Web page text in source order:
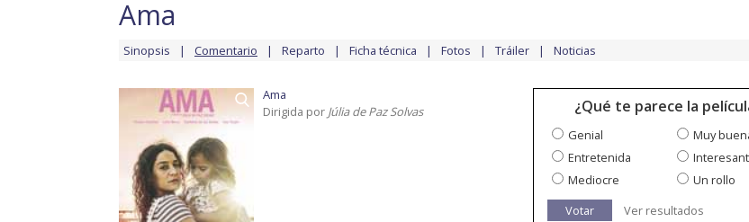
Ama
Sinopsis Comentario Reparto Ficha técnica Fotos Tráiler Noticias
Ama
Dirigida por Júlia de Paz Solvas ¿Qué te parece la
Genial
Muy
Entretenida
Mediocre
Un rollo
Votar
Ver resultados